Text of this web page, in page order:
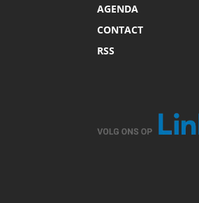
AGENDA
CONTACT
RSS